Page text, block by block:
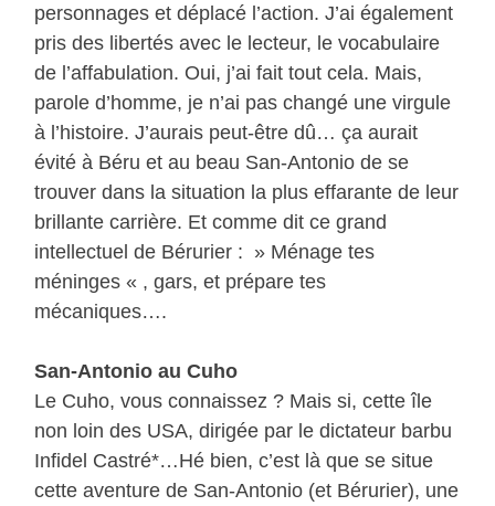
personnages et déplacé l’action. J’ai également
pris des libertés avec le lecteur, le vocabulaire
de l’affabulation. Oui, j’ai fait tout cela. Mais,
parole d’homme, je n’ai pas changé une virgule
à l’histoire. J’aurais peut-être dû… ça aurait
évité à Béru et au beau San-Antonio de se
trouver dans la situation la plus effarante de leur
brillante carrière. Et comme dit ce grand
intellectuel de Bérurier : » Ménage tes
méninges « , gars, et prépare tes
mécaniques….
San-Antonio au Cuho
Le Cuho, vous connaissez ? Mais si, cette île
non loin des USA, dirigée par le dictateur barbu
Infidel Castré*…Hé bien, c’est là que se situe
cette aventure de San-Antonio (et Bérurier), une